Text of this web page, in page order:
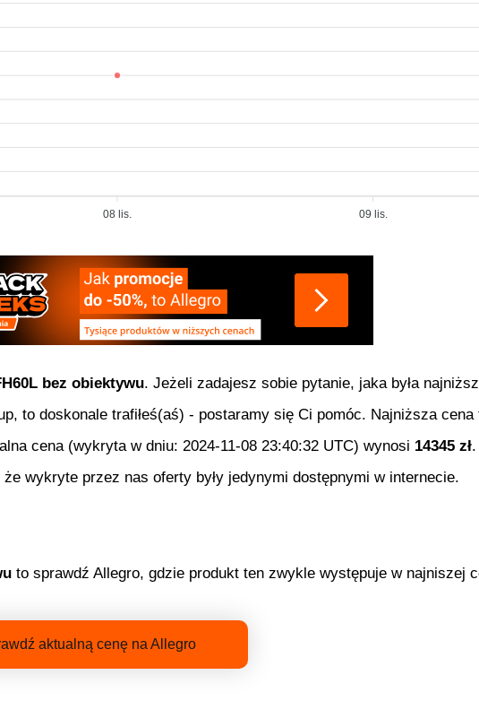
08 lis. 09 lis.
bez obiektywu. Jeżeli zadajesz sobie pytanie, jaka była
to doskonale trafiłeś(aś) - postaramy się Ci pomóc. Najniższa cena
cena (wykryta w dniu: 2024-11-08 23:40:32 UTC) wynosi 14345 zł
wykryte przez nas oferty były jedynymi dostępnymi w internecie.
to sprawdź Allegro, gdzie produkt ten zwykle występuje w najniszej
aktualną cenę na Allegro